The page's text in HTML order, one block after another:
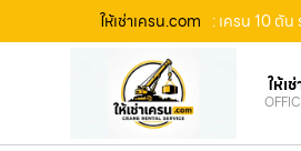
ให้เช่าเครน.com : เครน 10 ตั
ให้เ